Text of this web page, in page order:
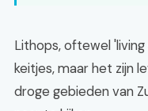
Lithops, oftewel
keitjes, maar het zijn
droge gebieden van